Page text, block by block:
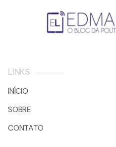
LINKS
INÍCIO
SOBRE
CONTATO